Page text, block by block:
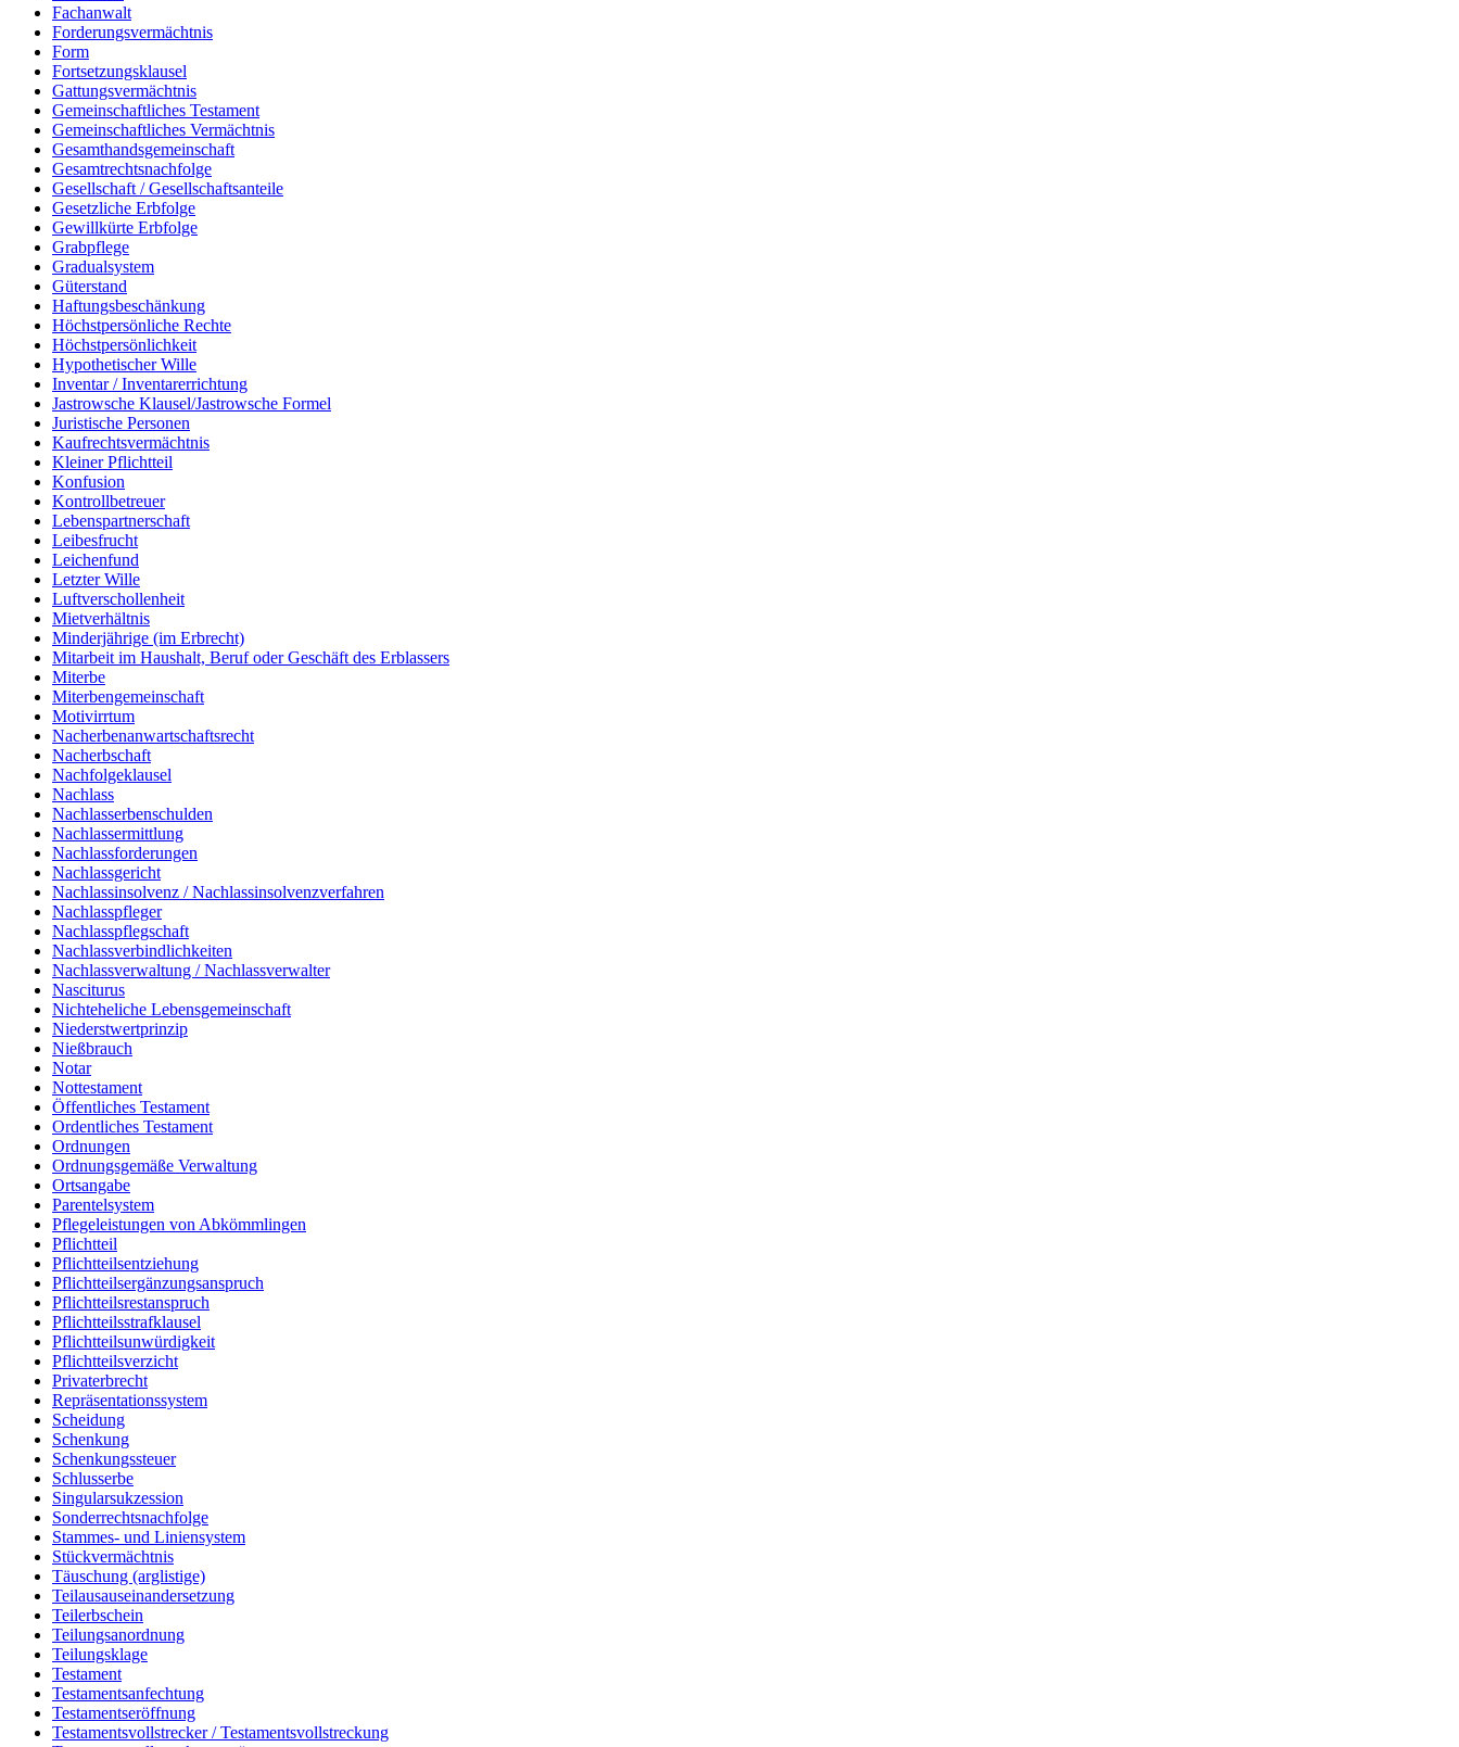
Fachanwalt
Forderungsvermächtnis
Form
Fortsetzungsklausel
Gattungsvermächtnis
Gemeinschaftliches Testament
Gemeinschaftliches Vermächtnis
Gesamthandsgemeinschaft
Gesamtrechtsnachfolge
Gesellschaft / Gesellschaftsanteile
Gesetzliche Erbfolge
Gewillkürte Erbfolge
Grabpflege
Gradualsystem
Güterstand
Haftungsbeschänkung
Höchstpersönliche Rechte
Höchstpersönlichkeit
Hypothetischer Wille
Inventar / Inventarerrichtung
Jastrowsche Klausel/Jastrowsche Formel
Juristische Personen
Kaufrechtsvermächtnis
Kleiner Pflichtteil
Konfusion
Kontrollbetreuer
Lebenspartnerschaft
Leibesfrucht
Leichenfund
Letzter Wille
Luftverschollenheit
Mietverhältnis
Minderjährige (im Erbrecht)
Mitarbeit im Haushalt, Beruf oder Geschäft des Erblassers
Miterbe
Miterbengemeinschaft
Motivirrtum
Nacherbenanwartschaftsrecht
Nacherbschaft
Nachfolgeklausel
Nachlass
Nachlasserbenschulden
Nachlassermittlung
Nachlassforderungen
Nachlassgericht
Nachlassinsolvenz / Nachlassinsolvenzverfahren
Nachlasspfleger
Nachlasspflegschaft
Nachlassverbindlichkeiten
Nachlassverwaltung / Nachlassverwalter
Nasciturus
Nichteheliche Lebensgemeinschaft
Niederstwertprinzip
Nießbrauch
Notar
Nottestament
Öffentliches Testament
Ordentliches Testament
Ordnungen
Ordnungsgemäße Verwaltung
Ortsangabe
Parentelsystem
Pflegeleistungen von Abkömmlingen
Pflichtteil
Pflichtteilsentziehung
Pflichtteilsergänzungsanspruch
Pflichtteilsrestanspruch
Pflichtteilsstrafklausel
Pflichtteilsunwürdigkeit
Pflichtteilsverzicht
Privaterbrecht
Repräsentationssystem
Scheidung
Schenkung
Schenkungssteuer
Schlusserbe
Singularsukzession
Sonderrechtsnachfolge
Stammes- und Liniensystem
Stückvermächtnis
Täuschung (arglistige)
Teilausauseinandersetzung
Teilerbschein
Teilungsanordnung
Teilungsklage
Testament
Testamentsanfechtung
Testamentseröffnung
Testamentsvollstrecker / Testamentsvollstreckung